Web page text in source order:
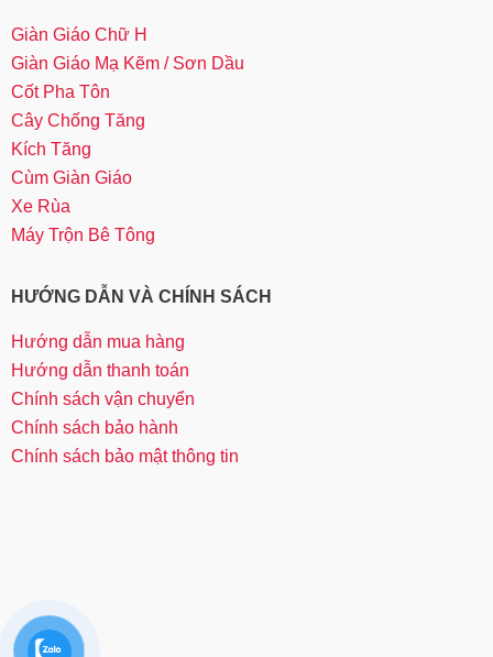
Giàn Giáo Chữ H
Giàn Giáo Mạ Kẽm / Sơn Dầu
Cốt Pha Tôn
Cây Chống Tăng
Kích Tăng
Cùm Giàn Giáo
Xe Rùa
Máy Trộn Bê Tông
HƯỚNG DẪN VÀ CHÍNH SÁCH
Hướng dẫn mua hàng
Hướng dẫn thanh toán
Chính sách vận chuyển
Chính sách bảo hành
Chính sách bảo mật thông tin